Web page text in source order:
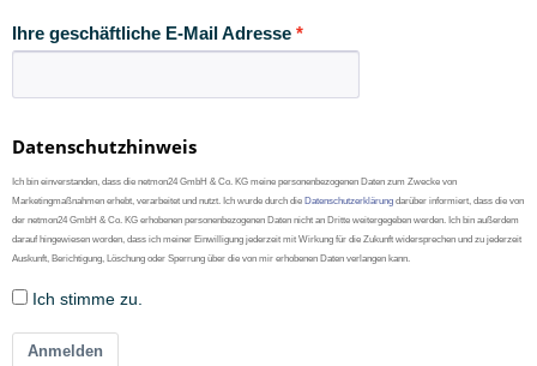
Ihre geschäftliche E-Mail Adresse
Datenschutzhinweis
Ich bin einverstanden, dass die netmon24 GmbH & Co. KG meine personenbezogenen Daten zum Zwecke von
Marketingmaßnahmen erhebt, verarbeitet und nutzt. Ich wurde durch die Datenschutzerklärung darüber informiert, dass die von
der netmon24 GmbH & Co. KG erhobenen personenbezogenen Daten nicht an Dritte weitergegeben werden. Ich bin außerdem
darauf hingewiesen worden, dass ich meiner Einwilligung jederzeit mit Wirkung für die Zukunft widersprechen und zu jederzeit
Auskunft, Berichtigung, Löschung oder Sperrung über die von mir erhobenen Daten verlangen kann.
Ich stimme zu.
Anmelden